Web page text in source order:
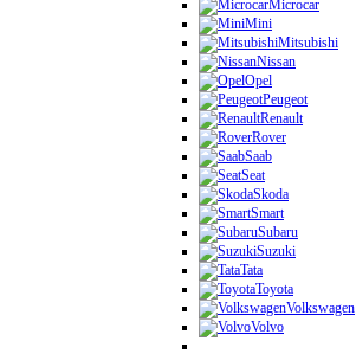
Microcar
Mini
Mitsubishi
Nissan
Opel
Peugeot
Renault
Rover
Saab
Seat
Skoda
Smart
Subaru
Suzuki
Tata
Toyota
Volkswagen
Volvo